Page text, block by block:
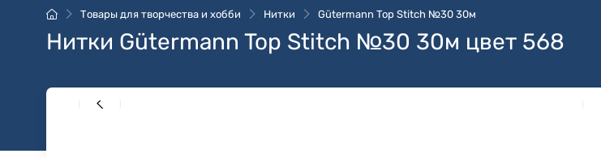
Товары для творчества и хобби Нитки Gütermann Top Stitch №30 30м
Нитки Gütermann Top Stitch №30 30м цвет 568